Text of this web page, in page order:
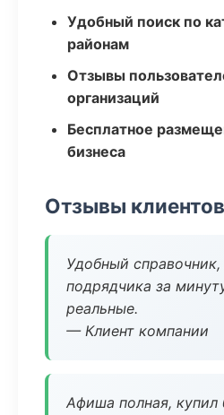
Удобный поиск по
районам
Отзывы
организаций
Бесплатное
бизнеса
Отзывы клиентов
Удобный
подрядчика за
реальные.
— Клиент компании
Афиша полная, купил